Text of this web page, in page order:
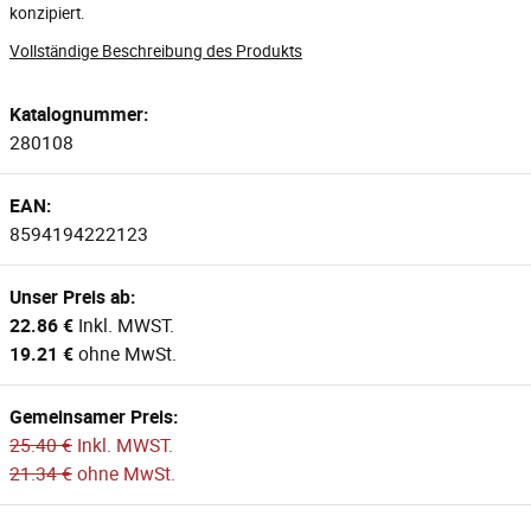
konzipiert.
Vollständige Beschreibung des Produkts
Katalognummer:
280108
EAN:
8594194222123
Unser Preis ab:
22.86 € Inkl. MWST.
19.21 €ohne MwSt.
Gemeinsamer Preis:
25.40 € Inkl. MWST.
21.34 €ohne MwSt.